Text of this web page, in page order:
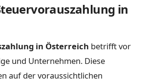
in
in Österreich betrifft vor
und Unternehmen. Diese
auf der voraussichtlichen